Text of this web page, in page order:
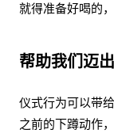
就得准备好喝的
帮助我们迈
仪式行为可以带
之前的下蹲动作